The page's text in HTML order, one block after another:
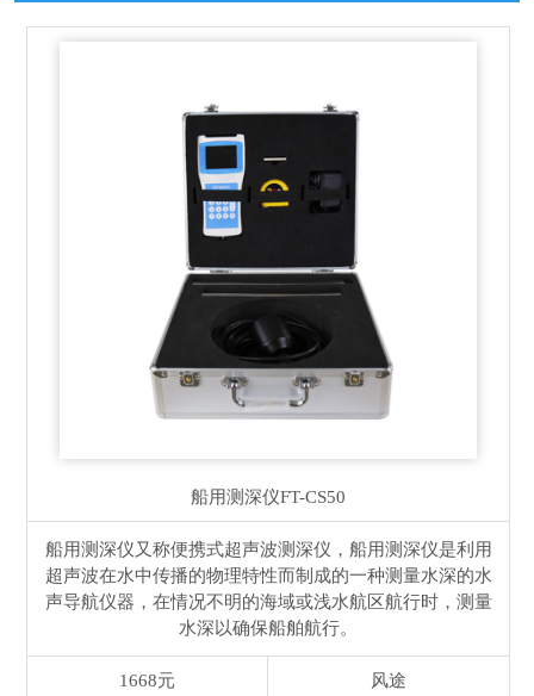
船用测深仪FT-CS50
船用测深仪又称便携式超声波测深仪，船用测深仪是利用
超声波在水中传播的物理特性而制成的一种测量水深的水
声导航仪器，在情况不明的海域或浅水航区航行时，测量
水深以确保船舶航行。
1668元 风途